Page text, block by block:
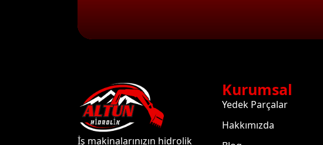
İş makinalarınızın hidrolik
Kurumsal
Yedek Parçalar
Hakkımızda